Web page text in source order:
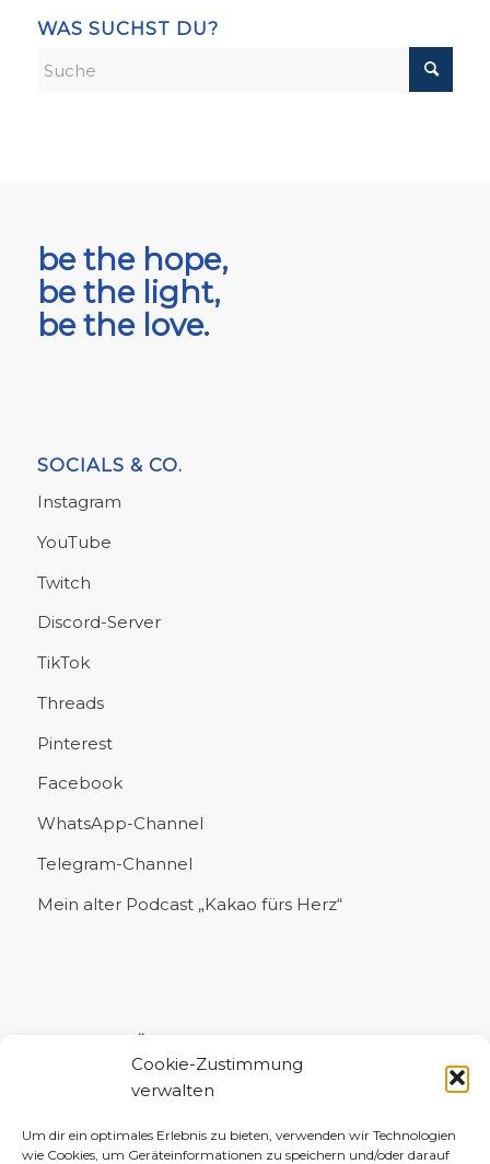
Cookie-Zustimmung
verwalten
Um dir ein optimales Erlebnis zu bieten, verwenden wir Technologien
wie Cookies, um Geräteinformationen zu speichern und/oder darauf
WAS SUCHST DU?
be the hope,
be the light,
be the love.
SOCIALS & CO.
Instagram
YouTube
Twitch
Discord-Server
TikTok
Threads
Pinterest
Facebook
WhatsApp-Channel
Telegram-Channel
Mein alter Podcast „Kakao fürs Herz“